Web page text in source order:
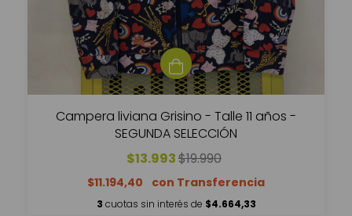
Campera liviana Grisino - Talle 11 años -
SEGUNDA SELECCIÓN
$13.993$19.990
$11.194,40
3 cuotas sin interés de $4.664,33